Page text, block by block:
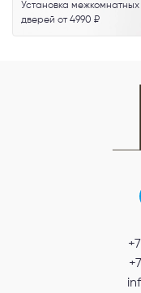
Установка
дверей от 4990 ₽